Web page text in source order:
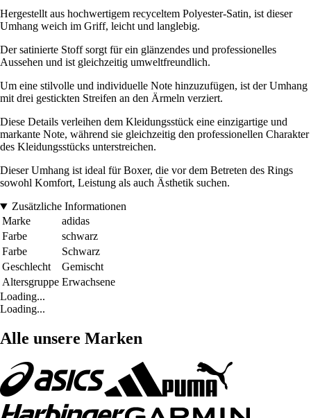
Hergestellt aus hochwertigem recyceltem Polyester-Satin, ist dieser
Umhang weich im Griff, leicht und langlebig.
Der satinierte Stoff sorgt für ein glänzendes und professionelles
Aussehen und ist gleichzeitig umweltfreundlich.
Um eine stilvolle und individuelle Note hinzuzufügen, ist der Umhang
mit drei gestickten Streifen an den Ärmeln verziert.
Diese Details verleihen dem Kleidungsstück eine einzigartige und
markante Note, während sie gleichzeitig den professionellen Charakter
des Kleidungsstücks unterstreichen.
Dieser Umhang ist ideal für Boxer, die vor dem Betreten des Rings
sowohl Komfort, Leistung als auch Ästhetik suchen.
Zusätzliche Informationen
Marke
adidas
Farbe
schwarz
Farbe
Schwarz
Geschlecht
Gemischt
Altersgruppe Erwachsene
Loading...
Loading...
Alle unsere Marken